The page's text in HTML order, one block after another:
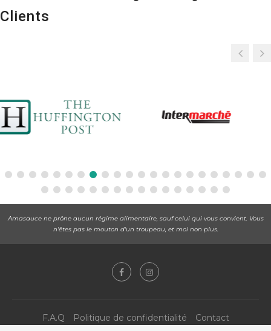
Clients
Amasauce ne prône aucun régime alimentaire, sauf celui qui vous convient. Vous
n'êtes pas le mouton d'un troupeau, et moi non plus.
F.A.Q Politique de confidentialité Contact